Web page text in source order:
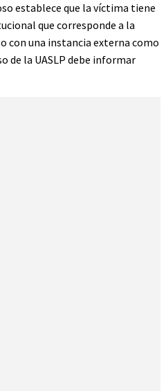
establece que la víctima tiene
que corresponde a la
con una instancia externa como
de la UASLP debe informar